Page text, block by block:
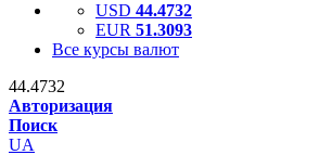
USD 44.4732
EUR 51.3093
Все курсы валют
44.4732
Авторизация
Поиск
UA